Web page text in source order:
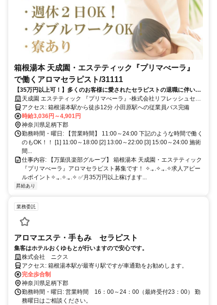
箱根湯本 天成園・エステティック『プリマべーラ』
で働くアロマセラピスト/31111
【35万円以上可！】多くのお客様に愛されたセラピストの退職に伴い、
新メンバー募集
天成園 エステティック 『プリマべーラ』-株式会社リフレッシュセン
ター
アクセス: 箱根湯本駅から徒歩12分 小田原駅への従業員バス完備
時給3,036円～4,901円
神奈川県足柄下郡
勤務時間・曜日: 【営業時間】 11:00～24:00 下記のような時間で働く
のもOK！！ [1] 11:00～18:00 [2] 13:00～22:00 [3] 15:00～24:00 施術
間...
仕事内容: 【万葉倶楽部グループ】 箱根湯本 天成園・エステティック
『プリマべーラ』アロマセラピスト募集です！ ✧.｡.✧.｡.✧求人アピー
ルポイント✧.｡.✧.｡.✧ ✅️月35万円以上稼げます...
昇給あり
業務委託
アロマエステ・手もみ セラピスト
集客はホテルおくゆもとが行いますので安心です。
株式会社 ニクス
アクセス: 箱根湯本駅が最寄り駅ですが車通勤をお勧めします。
完全歩合制
神奈川県足柄下郡
勤務時間・曜日: 営業時間 16：00～24：00（最終受付23：00） 勤
務曜日はご相談ください。